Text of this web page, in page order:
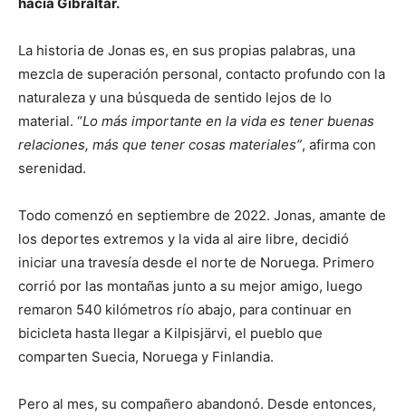
La historia de Jonas es, en sus propias palabras, una
mezcla de superación personal, contacto profundo con la
naturaleza y una búsqueda de sentido lejos de lo
material. “Lo más importante en la vida es tener buenas
relaciones, más que tener cosas materiales”, afirma con
serenidad.
Todo comenzó en septiembre de 2022. Jonas, amante de
los deportes extremos y la vida al aire libre, decidió
iniciar una travesía desde el norte de Noruega. Primero
corrió por las montañas junto a su mejor amigo, luego
remaron 540 kilómetros río abajo, para continuar en
bicicleta hasta llegar a Kilpisjärvi, el pueblo que
comparten Suecia, Noruega y Finlandia.
Pero al mes, su compañero abandonó. Desde entonces,